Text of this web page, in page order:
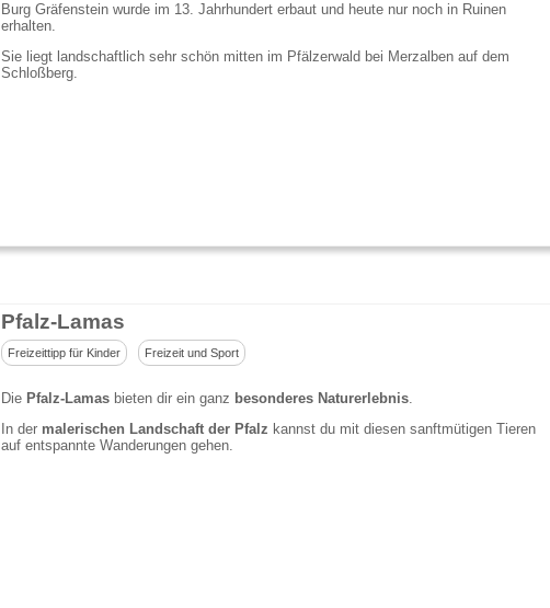
Burg Gräfenstein wurde im 13. Jahrhundert erbaut und heute nur noch in Ruinen
erhalten.
Sie liegt landschaftlich sehr schön mitten im Pfälzerwald bei Merzalben auf dem
Schloßberg.
Pfalz-Lamas
Freizeittipp für Kinder Freizeit und Sport
Die Pfalz-Lamasbieten dir ein ganz besonderes Naturerlebnis.
In dermalerischen Landschaft der Pfalz kannst du mit diesen sanftmütigen Tieren
auf entspannte Wanderungen gehen.